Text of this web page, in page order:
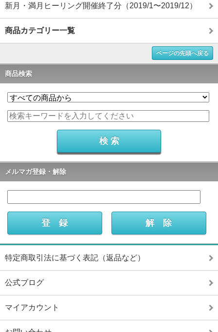
新月・満月ヒーリング開催終了分（2019/1〜2019/12）
商品カテゴリー一覧
ページの先頭へ戻る
商品検索
メルマガ登録・解除
特定商取引法に基づく表記（返品など）
公式ブログ
マイアカウント